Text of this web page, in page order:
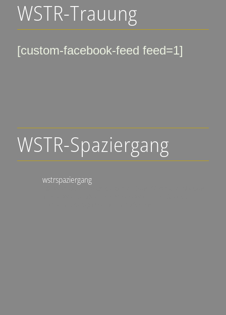
WSTR-Trauung
[custom-facebook-feed feed=1]
WSTR-Spaziergang
wstrspaziergang